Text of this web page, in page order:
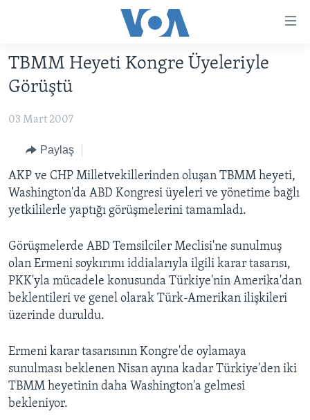
geç
Ana
navigasyona
geç
TÜRKİYE
AMERİKA
ORTADOĞU
AVRUPA
ULUSLARARASI
BİLİM VE TEKNOLOJİ
EKONOMİ
ÇEVRE
SANAT
PROGRAMLAR
AMERİKA'DA YAŞAM
UKRAYNA KRİZİ
YAPAY ZEKA
YORUMLAR
AMERIKA'YA ÖZEL
MULTİMEDYA
VİDEO GALERİ
FOTO GALERİ
LEARNING ENGLISH
BIZI TAKIP EDIN
Diller
TBMM Heyeti Kongre Üyeleriyle
Görüştü
03 Mart 2007
Paylaş
AKP ve CHP Milletvekillerinden oluşan TBMM heyeti,
Washington'da ABD Kongresi üyeleri ve yönetime bağlı
yetkililerle yaptığı görüşmelerini tamamladı.
Görüşmelerde ABD Temsilciler Meclisi'ne sunulmuş
olan Ermeni soykırımı iddialarıyla ilgili karar tasarısı,
PKK'yla mücadele konusunda Türkiye'nin Amerika'dan
beklentileri ve genel olarak Türk-Amerikan ilişkileri
üzerinde duruldu.
Ermeni karar tasarısının Kongre'de oylamaya
sunulması beklenen Nisan ayına kadar Türkiye'den iki
TBMM heyetinin daha Washington'a gelmesi
bekleniyor.